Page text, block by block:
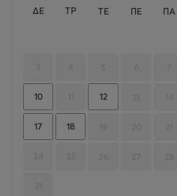
ΔΕ ΤΡ ΤΕ ΠΕ ΠΑ
10 12
17 18